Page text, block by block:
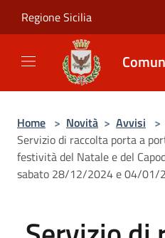
Regione Sicilia
Home > Novità > Avvisi >
Servizio di raccolta porta a
festività del Natale e del
sabato 28/12/2024 e 04/01/